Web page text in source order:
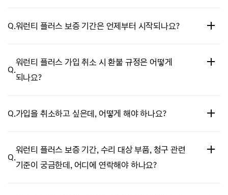
· 전액 카드 결제
· 포인트 + 카드 복합 결제
Q.워런티 플러스 보증 기간은 언제부터 시작되나요?
* 기본 보증 : 일반 보증 5년 / 10만km, 엔진·미션 보증 5년 / 10만km
기준
Q.
워런티 플러스 가입 취소 시 환불 규정은 어떻게
되나요?
있습니다.
가입 30일 이후 취소하면 위약금 환불 규정이 적용됩니다.
자세한 환불 규정은 상품 페이지에서 확인해 주세요.
* 환불 방식(입금·포인트)에 따라 최종 환불까지 최대 1개월 이상 걸릴
Q.가입을 취소하고 싶은데, 어떻게 해야 하나요?
· 제네시스 부티크 고객센터 1833-5116
- 평일 오전 9시 - 오후 6시(점심시간 12시 - 1시)
Q.
워런티 플러스 보증 기간, 수리 대상 부품, 청구 관련
기준이 궁금한데, 어디에 연락해야 하나요?